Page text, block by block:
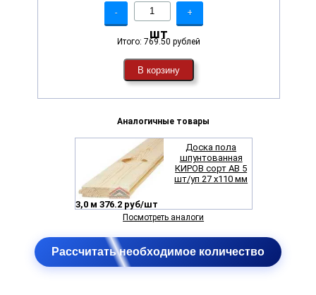
- +
шт
Итого: 769.50 рублей
В корзину
Аналогичные товары
Доска пола
шпунтованная
КИРОВ сорт AB 5
шт/уп 27 х110 мм
3,0 м 376.2 руб/шт
Посмотреть аналоги
Рассчитать необходимое количество